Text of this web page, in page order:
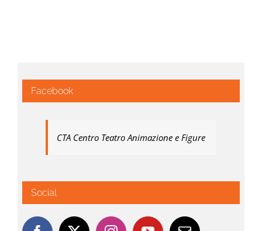
Facebook
CTA Centro Teatro Animazione e Figure
Social